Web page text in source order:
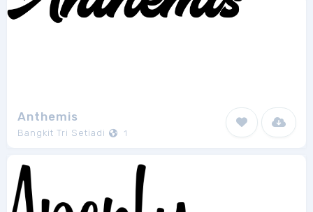
Anthemis
Bangkit Tri Setiadi 1